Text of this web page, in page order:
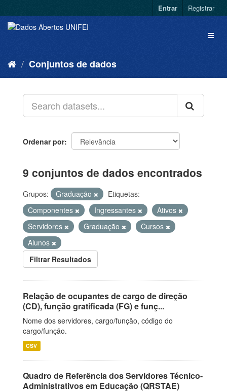
Entrar Registrar
Conjuntos de dados
Ordenar por
9 conjuntos de dados encontrados
Grupos: Graduação
Etiquetas:
Componentes
Ingressantes
Ativos
Servidores
Graduação
Cursos
Alunos
Filtrar Resultados
Relação de ocupantes de cargo de direção
(CD), função gratificada (FG) e funç...
Nome dos servidores, cargo/função, código do
cargo/função.
CSV
Quadro de Referência dos Servidores Técnico-
Administrativos em Educação (QRSTAE)